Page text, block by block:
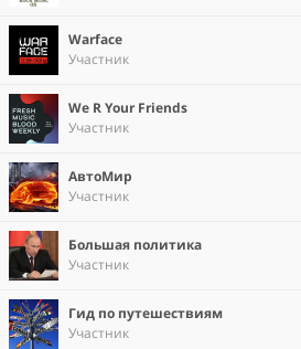
Warface
Участник
We R Your Friends
Участник
АвтоМир
Участник
Большая политика
Участник
Гид по путешествиям
Участник